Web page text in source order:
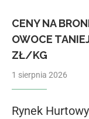
CENY NA
OWOCE
ZŁ/KG
1 sierpnia 2026
Rynek